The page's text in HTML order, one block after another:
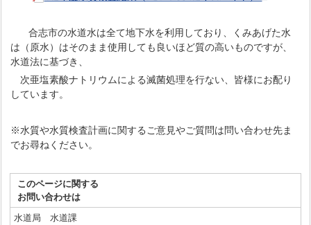
合志市の水道水は全て地下水を利用しており、くみあげた水
は（原水）はそのまま使用しても良いほど質の高いものですが、
水道法に基づき、
次亜塩素酸ナトリウムによる滅菌処理を行ない、皆様にお配り
しています。
※水質や水質検査計画に関するご意見やご質問は問い合わせ先ま
でお尋ねください。
このページに関する
お問い合わせは
水道局 水道課